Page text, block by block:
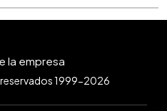
1999-2026